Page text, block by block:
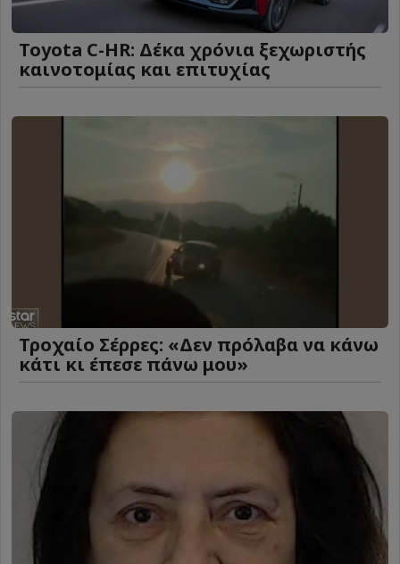
Toyota C-HR: Δέκα χρόνια ξεχωριστής
καινοτομίας και επιτυχίας
Τροχαίο Σέρρες: «Δεν πρόλαβα να κάνω
κάτι κι έπεσε πάνω μου»